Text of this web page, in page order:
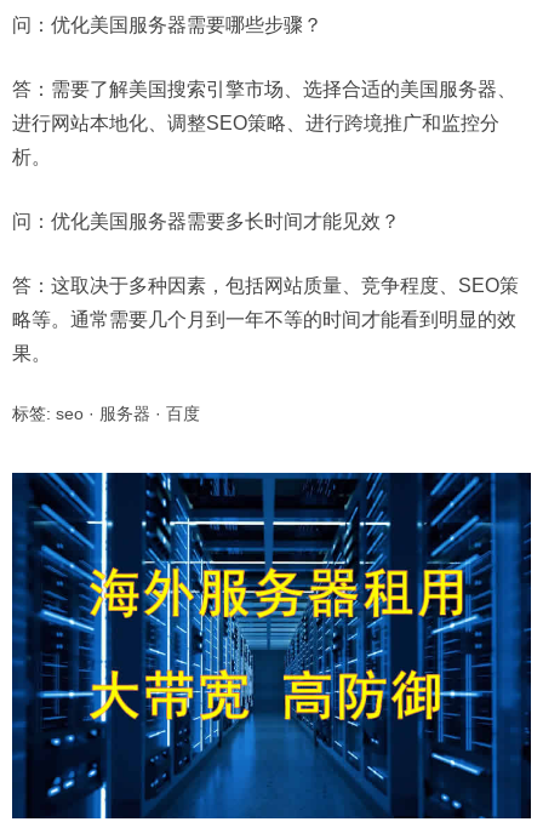
问： 优化美国服务器需要哪些步骤？
答：需要了解美国搜索引擎市场、选择合适的美国服务器、
进行网站本地化、调整SEO策略、进行跨境推广和监控分
析。
问： 优化美国服务器需要多长时间才能见效？
答：这取决于多种因素，包括网站质量、竞争程度、SEO策
略等。通常需要几个月到一年不等的时间才能看到明显的效
果。
标签: seo · 服务器 · 百度